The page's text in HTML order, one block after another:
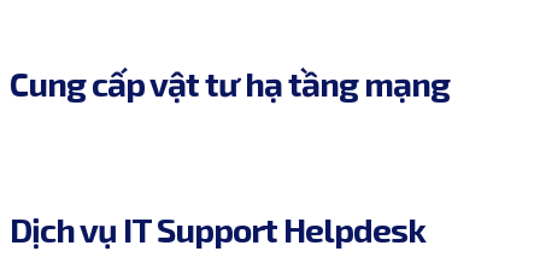
Cung cấp vật tư hạ tầng mạng
Dịch vụ IT Support Helpdesk